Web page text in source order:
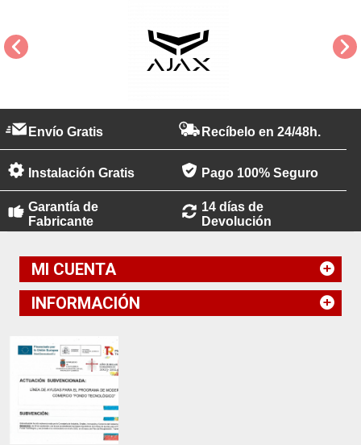
Envío Gratis Recíbelo en 24/48h.
Instalación Gratis Pago 100% Seguro
Garantía de
Fabricante
14 días de
Devolución
MI CUENTA
INFORMACIÓN